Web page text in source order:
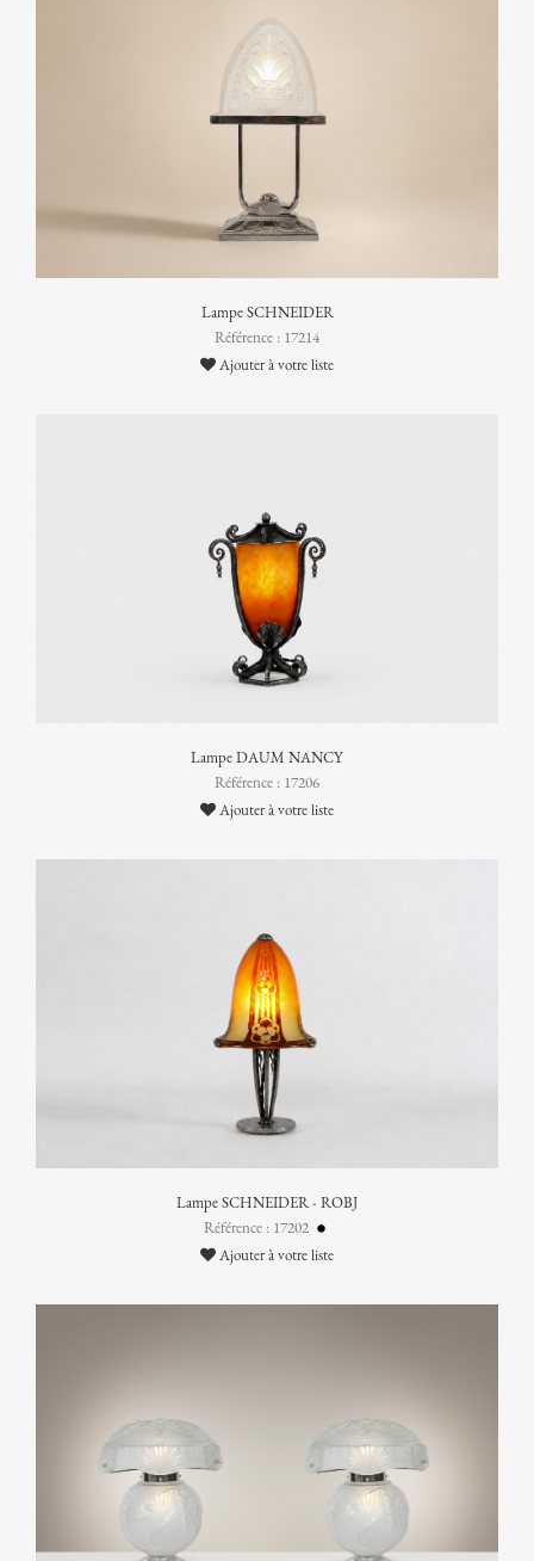
Lampe SCHNEIDER
Référence : 17214
Ajouter à votre liste
Lampe DAUM NANCY
Référence : 17206
Ajouter à votre liste
Lampe SCHNEIDER - ROBJ
Référence : 17202
Ajouter à votre liste